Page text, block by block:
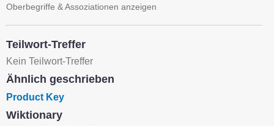
Oberbegriffe & Assoziationen anzeigen
Teilwort-Treffer
Kein Teilwort-Treffer
Ähnlich geschrieben
Product Key
Wiktionary